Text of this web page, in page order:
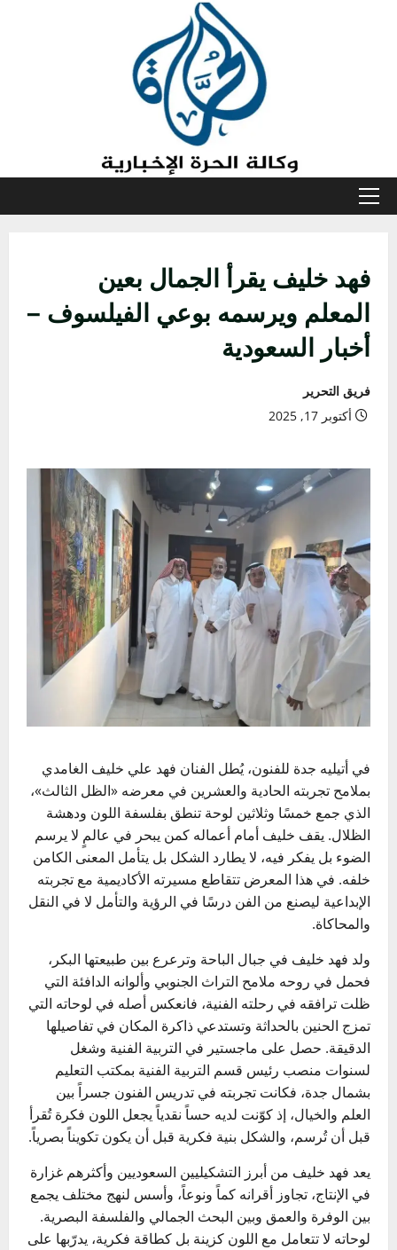
القائمة
فهد خليف يقرأ الجمال بعين
المعلم ويرسمه بوعي الفيلسوف –
أخبار السعودية
فريق التحرير
أكتوبر 17, 2025
في أتيليه جدة للفنون، يُطل الفنان فهد علي خليف الغامدي
بملامح تجربته الحادية والعشرين في معرضه «الظل الثالث»،
الذي جمع خمسًا وثلاثين لوحة تنطق بفلسفة اللون ودهشة
الظلال. يقف خليف أمام أعماله كمن يبحر في عالمٍ لا يرسم
الضوء بل يفكر فيه، لا يطارد الشكل بل يتأمل المعنى الكامن
خلفه. في هذا المعرض تتقاطع مسيرته الأكاديمية مع تجربته
الإبداعية ليصنع من الفن درسًا في الرؤية والتأمل لا في النقل
والمحاكاة.
ولد فهد خليف في جبال الباحة وترعرع بين طبيعتها البكر،
فحمل في روحه ملامح التراث الجنوبي وألوانه الدافئة التي
ظلت ترافقه في رحلته الفنية، فانعكس أصله في لوحاته التي
تمزج الحنين بالحداثة وتستدعي ذاكرة المكان في تفاصيلها
الدقيقة. حصل على ماجستير في التربية الفنية وشغل
لسنوات منصب رئيس قسم التربية الفنية بمكتب التعليم
بشمال جدة، فكانت تجربته في تدريس الفنون جسراً بين
العلم والخيال، إذ كوّنت لديه حساً نقدياً يجعل اللون فكرة تُقرأ
قبل أن تُرسم، والشكل بنية فكرية قبل أن يكون تكويناً بصرياً.
يعد فهد خليف من أبرز التشكيليين السعوديين وأكثرهم غزارة
في الإنتاج، تجاوز أقرانه كماً ونوعاً، وأسس لنهج مختلف يجمع
بين الوفرة والعمق وبين البحث الجمالي والفلسفة البصرية.
لوحاته لا تتعامل مع اللون كزينة بل كطاقة فكرية، يدرّبها على